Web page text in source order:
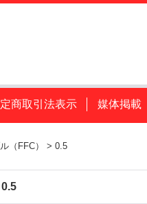
商取引法表示 媒体掲載
（FFC） > 0.5
0.5